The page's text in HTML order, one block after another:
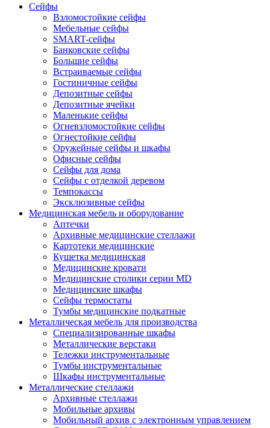
Сейфы
Взломостойкие сейфы
Мебельные сейфы
SMART-сейфы
Банковские сейфы
Большие сейфы
Встраиваемые сейфы
Гостиничные сейфы
Депозитные сейфы
Депозитные ячейки
Маленькие сейфы
Огневзломостойкие сейфы
Огнестойкие сейфы
Оружейные сейфы и шкафы
Офисные сейфы
Сейфы для дома
Сейфы с отделкой деревом
Темпокассы
Эксклюзивные сейфы
Медицинская мебель и оборудование
Аптечки
Архивные медицинские стеллажи
Картотеки медицинские
Кушетка медицинская
Медицинские кровати
Медицинские столики серии MD
Медицинские шкафы
Сейфы термостаты
Тумбы медицинские подкатные
Металлическая мебель для производства
Cпециализированные шкафы
Металлические верстаки
Тележки инструментальные
Тумбы инструментальные
Шкафы инструментальные
Металлические стеллажи
Архивные стеллажи
Мобильные архивы
Мобильный архив с электронным управлением